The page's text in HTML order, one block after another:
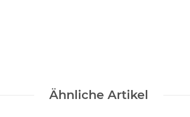
Ähnliche Artikel